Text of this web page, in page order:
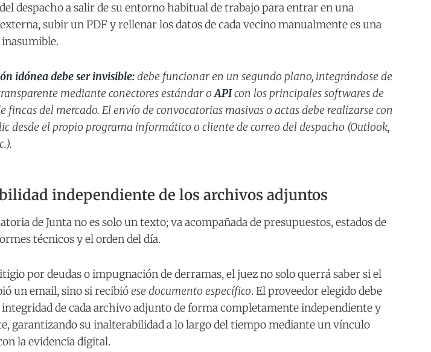
despacho a salir de su entorno habitual de trabajo para entrar en una
subir un PDF y rellenar los datos de cada vecino manualmente es una
idónea debe ser invisible:debe funcionar en un segundo plano, integrándose de
mediante conectores estándar oAPIcon los principales softwares de
fincas del mercado. El envío de convocatorias masivas o actas debe realizarse con
desde el propio programa informático o cliente de correo del despacho (Outlook,
independiente de los archivos adjuntos
de Junta no es solo un texto; va acompañada de presupuestos, estados de
técnicos y el orden del día.
por deudas o impugnación de derramas, el juez no solo querrá saber si el
un email, sino si recibióese documento específico. El proveedor elegido debe
de cada archivo adjunto de forma completamente independiente y
garantizando su inalterabilidad a lo largo del tiempo mediante un vínculo
la evidencia digital.